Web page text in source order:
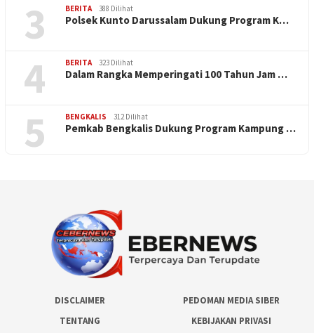
3 BERITA 388 Dilihat
Polsek Kunto Darussalam Dukung Program K…
4 BERITA 323 Dilihat
Dalam Rangka Memperingati 100 Tahun Jam …
5 BENGKALIS 312 Dilihat
Pemkab Bengkalis Dukung Program Kampung …
DISCLAIMER
PEDOMAN MEDIA SIBER
TENTANG
KEBIJAKAN PRIVASI